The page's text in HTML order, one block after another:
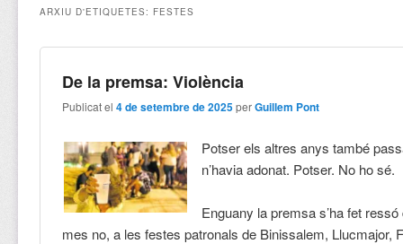
ARXIU D'ETIQUETES: FESTES
De la premsa: Violència
Publicat el4 de setembre de 2025 perGuillem Pont
Potser els altres anys també
n’havia adonat. Potser. No ho sé.
Enguany la premsa s’ha fet
mes no, a les festes patronals de Binissalem, Llucmajor,